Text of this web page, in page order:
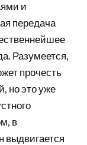
и
передача
Разумеется,
прочесть
но это уже
в
выдвигается